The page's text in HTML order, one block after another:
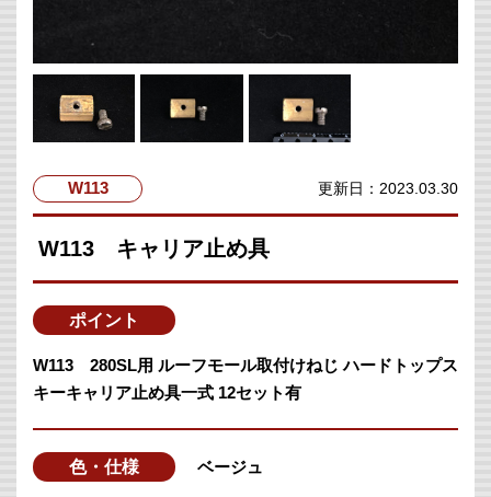
W113 更新日：2023.03.30
W113 キャリア止め具
ポイント
W113 280SL用 ルーフモール取付けねじ ハードトップス
キーキャリア止め具一式 12セット有
色・仕様 ベージュ